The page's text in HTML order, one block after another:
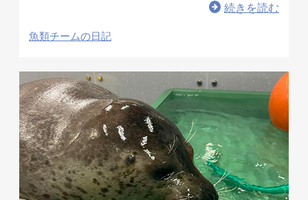
続きを読む
魚類チームの日記